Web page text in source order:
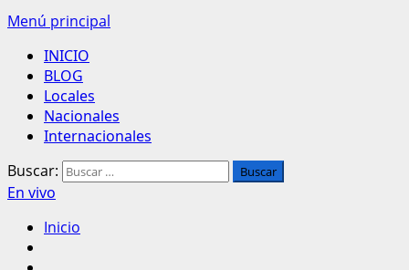
Menú principal
INICIO
BLOG
Locales
Nacionales
Internacionales
Buscar:
En vivo
Inicio